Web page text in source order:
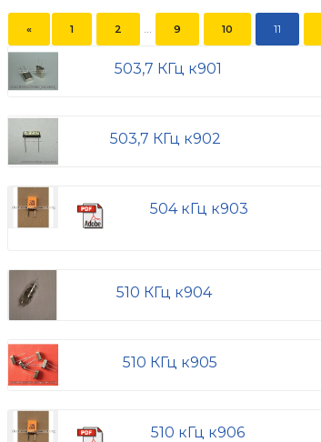
« 1 2 9 10 11
503,7 КГц к901
503,7 КГц к902
504 кГц к903
510 КГц к904
510 КГц к905
510 кГц к906